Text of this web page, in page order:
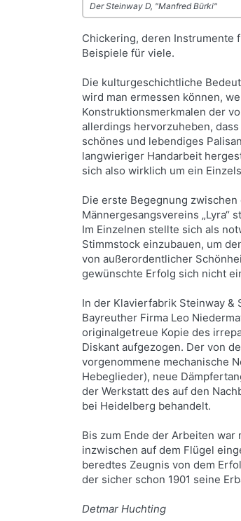
Der Steinway D, "Manfred Bürki"
Chickering, deren Instrumente
Beispiele für viele.
Die kulturgeschichtliche
wird man ermessen können,
Konstruktionsmerkmalen der
allerdings hervorzuheben,
schönes und lebendiges
langwieriger Handarbeit
sich also wirklich um ein
Die erste Begegnung
Männergesangsvereins „Lyra“
Im Einzelnen stellte sich als
Stimmstock einzubauen, um
von außerordentlicher
gewünschte Erfolg sich nicht
In der Klavierfabrik Steinway
Bayreuther Firma Leo
originalgetreue Kopie des
Diskant aufgezogen. Der von
vorgenommene mechanische
Hebeglieder), neue
der Werkstatt des auf den
bei Heidelberg behandelt.
Bis zum Ende der Arbeiten
inzwischen auf dem Flügel
beredtes Zeugnis von dem
der sicher schon 1901 seine
Detmar Huchting